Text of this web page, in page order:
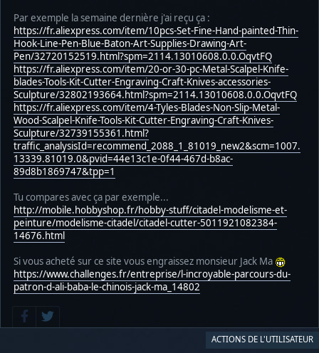
Par exemple la semaine dernière j'ai reçu ça :
https://fr.aliexpress.com/item/10pcs-Set-Fine-Hand-painted-Thin-
Hook-Line-Pen-Blue-Baton-Art-Supplies-Drawing-Art-
Pen/32720152519.html?spm=2114.13010608.0.0.OqvtFQ
https://fr.aliexpress.com/item/20-or-30-pc-Metal-Scalpel-Knife-
blades-Tools-Kit-Cutter-Engraving-Craft-Knives-accessories-
Sculpture/32802193664.html?spm=2114.13010608.0.0.OqvtFQ
https://fr.aliexpress.com/item/4-Tyles-Blades-Non-Slip-Metal-
Wood-Scalpel-Knife-Tools-Kit-Cutter-Engraving-Craft-Knives-
Sculpture/32739155361.html?
traffic_analysisId=recommend_2088_1_81019_new2&scm=1007.
13339.81019.0&pvid=44e13c1e-0f44-467d-b8ac-
89d8b1869747&tpp=1
Tu compares avec ça par exemple...
http://mobile.hobbyshop.fr/hobby-stuff/citadel-modelisme-et-
peinture/modelisme-citadel/citadel-cutter-5011921082384-
14676.html
Si vous acheté sur ce site vous engraissez monsieur Jack Ma
https://www.challenges.fr/entreprise/l-incroyable-parcours-du-
patron-d-ali-baba-le-chinois-jack-ma_14802
ACTIONS DE L'UTILISATEUR